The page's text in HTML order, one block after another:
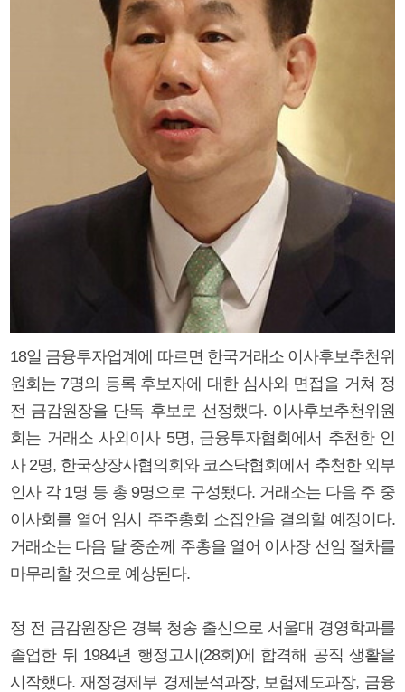
18일 금융투자업계에 따르면 한국거래소 이사후보추천위
원회는 7명의 등록 후보자에 대한 심사와 면접을 거쳐 정
전 금감원장을 단독 후보로 선정했다. 이사후보추천위원
회는 거래소 사외이사 5명, 금융투자협회에서 추천한 인
사 2명, 한국상장사협의회와 코스닥협회에서 추천한 외부
인사 각 1명 등 총 9명으로 구성됐다. 거래소는 다음 주 중
이사회를 열어 임시 주주총회 소집안을 결의할 예정이다.
거래소는 다음 달 중순께 주총을 열어 이사장 선임 절차를
마무리할 것으로 예상된다.
정 전 금감원장은 경북 청송 출신으로 서울대 경영학과를
졸업한 뒤 1984년 행정고시(28회)에 합격해 공직 생활을
시작했다. 재정경제부 경제분석과장, 보험제도과장, 금융